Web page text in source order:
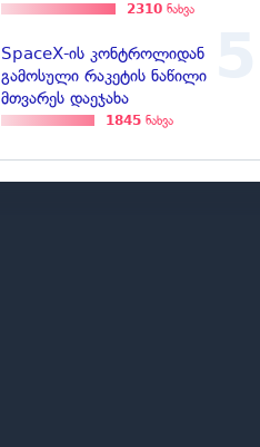
2310 ნახვა
SpaceX-ის კონტროლიდან
გამოსული რაკეტის ნაწილი
მთვარეს დაეჯახა
1845 ნახვა